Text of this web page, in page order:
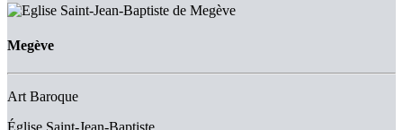
Megève
Art Baroque